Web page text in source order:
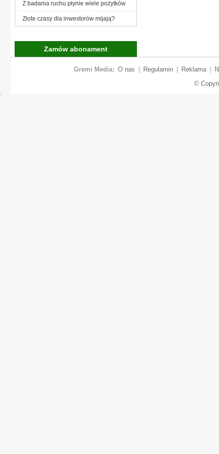
Z badania ruchu płynie wiele pożytków
Złote czasy dla inwestorów mijają?
Zamów abonament
Gremi Media: O nas Regulamin Reklama
©